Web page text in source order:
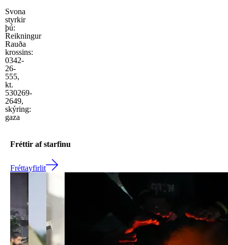
Svona
styrkir
þú:
Reikningur
Rauða
krossins:
0342-
26-
555,
kt.
530269-
2649,
skýring:
gaza
Fréttir af starfinu
Fréttayfirlit